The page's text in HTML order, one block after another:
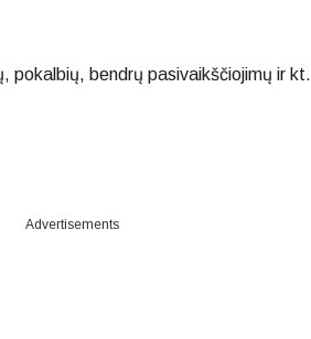
pokalbių, bendrų pasivaikščiojimų ir kt.
Advertisements